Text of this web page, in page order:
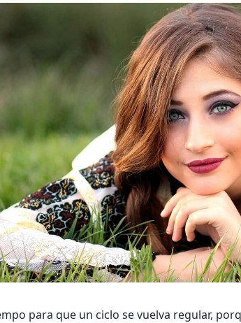
para que un ciclo se vuelva regular,